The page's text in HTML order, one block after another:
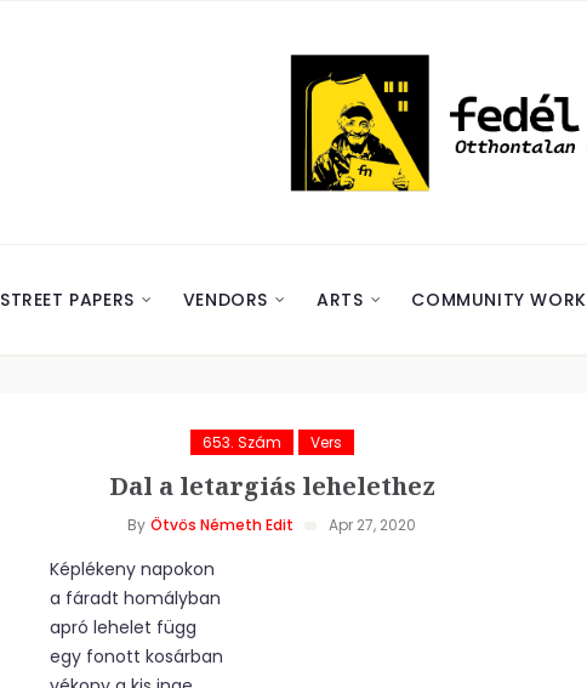
STREET PAPERS VENDORS ARTS COMMUNITY WORK
653. Szám Vers
Dal a letargiás lehelethez
By Ötvös Németh Edit Apr 27, 2020
Képlékeny napokon
a fáradt homályban
apró lehelet függ
egy fonott kosárban